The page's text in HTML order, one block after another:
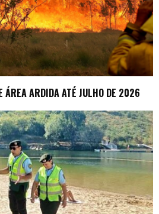
ÁREA ARDIDA ATÉ JULHO DE 2026